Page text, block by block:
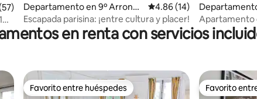
promedio: 4.95 de 5; 57 evaluaciones
Departamento en 9º Arrondi
ssement
Calificación promedio:
4.86 (14)
Escapada parisina: ¡entre cultura y placer!
ssement de
Apartamento de alta gama en casa de
Stéphanie
en renta con servicios
Favorito entre huéspedes
Favorito entre huéspedes Favorito
Favorito